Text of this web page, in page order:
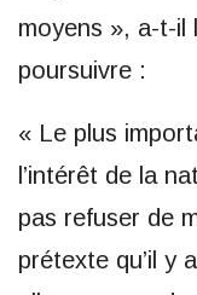
moyens », a-t-il
poursuivre :
« Le plus
l’intérêt de la
pas refuser de
prétexte qu’il y